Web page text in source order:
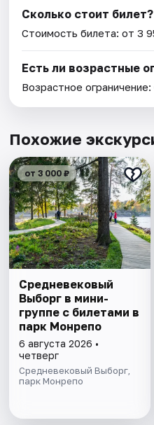
Сколько стоит билет?
Стоимость билета: от 3
Есть ли возрастные
Возрастное ограничение:
Похожие
от 3 000 ₽
Cредневековый
Выборг в мини-
группе c билетами в
парк Монрепо
6 августа 2026 •
четверг
Средневековый Выборг,
парк Монрепо